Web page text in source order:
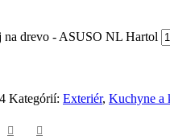
na drevo - ASUSO NL Hartol
Kategórií: Exteriér, Kuchyne a